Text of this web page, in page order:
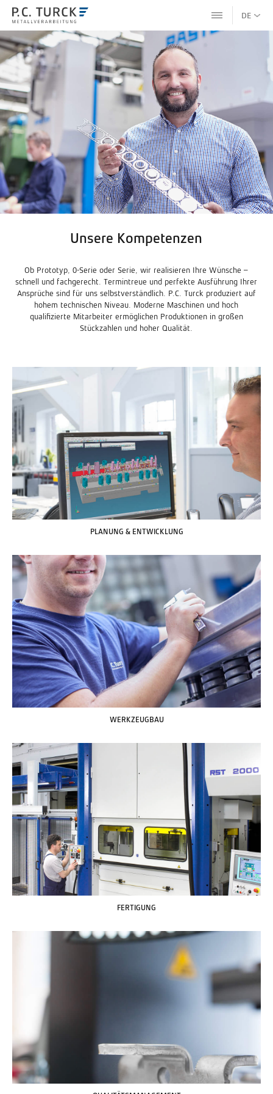
DE
Unsere Kompetenzen
Ob Prototyp, 0-Serie oder Serie, wir realisieren Ihre Wünsche –
schnell und fachgerecht. Termintreue und perfekte Ausführung Ihrer
Ansprüche sind für uns selbstverständlich. P.C. Turck produziert auf
hohem technischen Niveau. Moderne Maschinen und hoch
qualifizierte Mitarbeiter ermöglichen Produktionen in großen
Stückzahlen und hoher Qualität.
PLANUNG & ENTWICKLUNG
WERKZEUGBAU
FERTIGUNG